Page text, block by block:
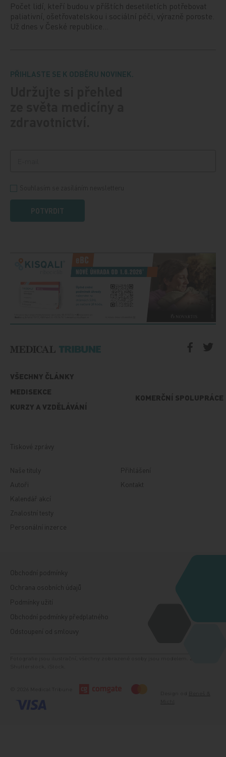
Počet lidí, kteří budou v příštích desetiletích potřebovat
paliativní, ošetřovatelskou i sociální péči, výrazně poroste.
Už dnes v České republice…
PŘIHLASTE SE K ODBĚRU NOVINEK.
POTVRDIT
VŠECHNY ČLÁNKY
MEDISEKCE
KURZY A VZDĚLÁVÁNÍ
KOMERČNÍ SPOLUPRÁCE
Tiskové zprávy
Naše tituly
Autoři
Kalendář akcí
Znalostní testy
Personální inzerce
Přihlášení
Kontakt
Obchodní podmínky
Ochrana osobních údajů
Podmínky užití
Obchodní podmínky předplatného
Odstoupení od smlouvy